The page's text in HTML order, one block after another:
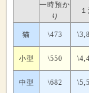
一時預か
り
猫 \473
小型 \550
中型 \682